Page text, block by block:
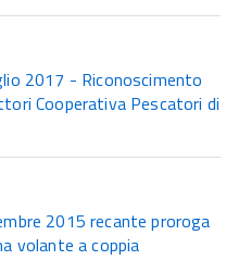
2017 - Riconoscimento
Cooperativa Pescatori di
2015 recante proroga
volante a coppia